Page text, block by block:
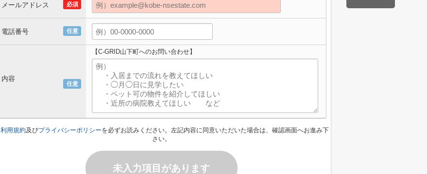
必須
メールアドレス
任意
電話番号
任意
内容
【C-GRID山下町へのお問い合わせ】
利用規約及びプライバシーポリシーを必ずお読みください。左記内容に同意いただいた場合は、確認画面へお進み下
さい。
未入力項目があります